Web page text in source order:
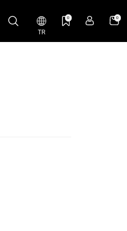
TR
0 0